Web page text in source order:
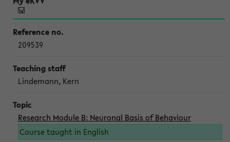
209539
Lindemann, Kern
Research Module B: Neuronal Basis of Behaviour
Course taught in English